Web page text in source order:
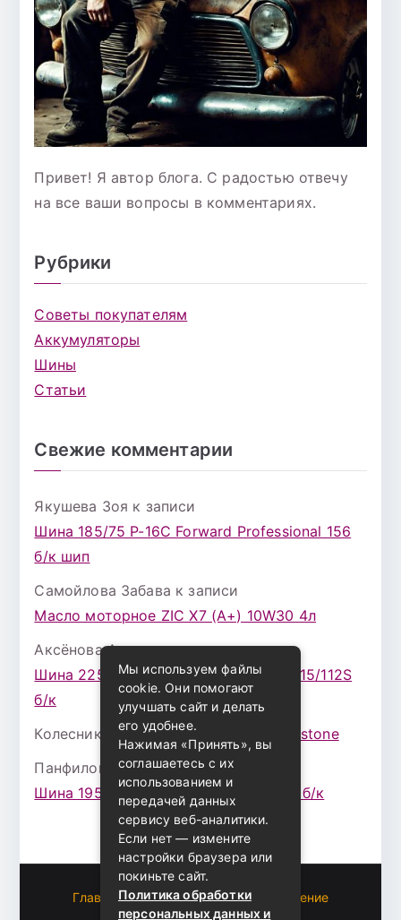
Привет! Я автор блога. С радостью отвечу
на все ваши вопросы в комментариях.
Рубрики
Советы покупателям
Аккумуляторы
Шины
Статьи
Свежие комментарии
Якушева Зоя к записи
Шина 185/75 Р-16С Forward Professional 156
б/к шип
Самойлова Забава к записи
Масло моторное ZIC X7 (A+) 10W30 4л
Аксёнова Адельк записи
Шина 225/75 Р-16 Nokian Rotiva HT 115/112S
б/к
Колесникова Аурикак записи
Bridgestone
Панфилова Лирак записи
Шина 195/65 Р-15 Hankook K435 91Т б/к
Главная
Пользовательское соглашение
Мы используем файлы
cookie. Они помогают
улучшать сайт и делать
его удобнее.
Нажимая «Принять», вы
соглашаетесь с их
использованием и
передачей данных
сервису веб-аналитики.
Если нет — измените
настройки браузера или
покиньте сайт.
Политика обработки
персональных данных и